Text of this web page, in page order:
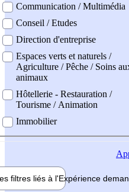
Communication / Multimédia
Conseil / Etudes
Direction d'entreprise
Espaces verts et naturels /
Agriculture / Pêche / Soins
animaux
Hôtellerie - Restauration /
Tourisme / Animation
Immobilier
filtres liés à l'Expérience